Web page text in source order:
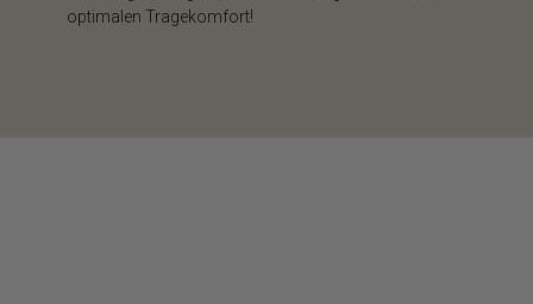
optimalen Tragekomfort!